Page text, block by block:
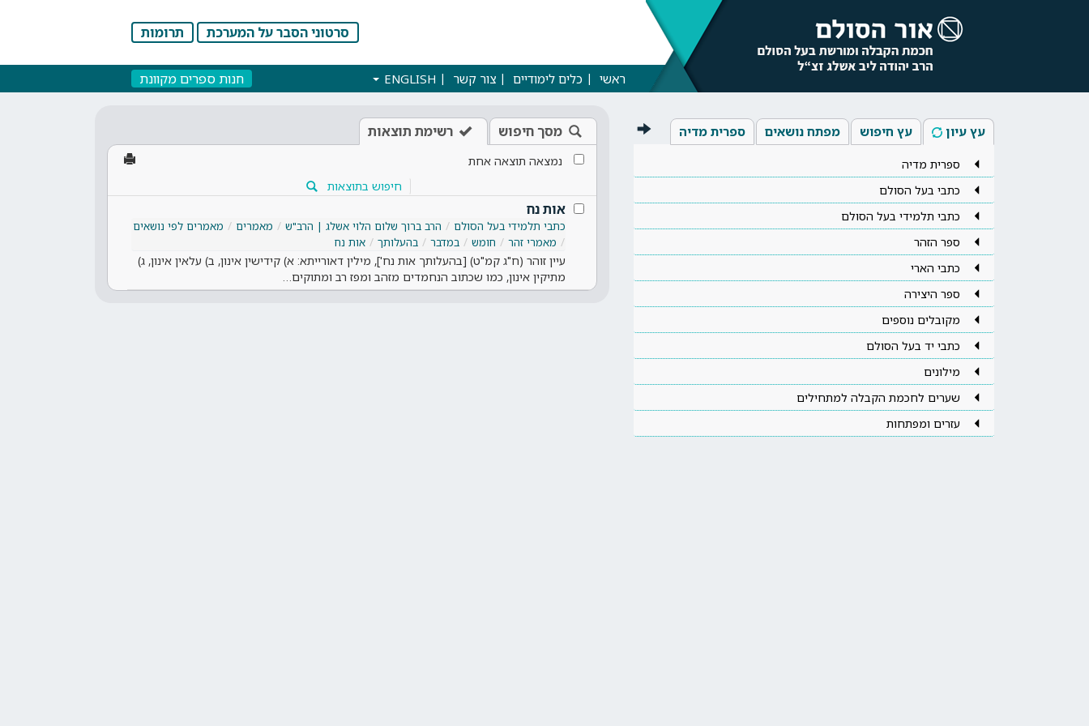
סרטוני הסבר על המערכת תרומות
ראשי כלים לימודיים צור קשר ENGLISH חנות ספרים מקוונת
עץ עיון עץ חיפוש מפתח נושאים ספרית מדיה
ספרית מדיה
כתבי בעל הסולם
כתבי תלמידי בעל הסולם
ספר הזהר
כתבי הארי
ספר היצירה
מקובלים נוספים
כתבי יד בעל הסולם
מילונים
שערים לחכמת הקבלה למתחילים
עזרים ומפתחות
מסך חיפוש רשימת תוצאות
נמצאה תוצאה אחת
חיפוש בתוצאות
אות נח
כתבי תלמידי בעל הסולם הרב ברוך שלום הלוי אשלג | הרב"ש מאמרים
מאמרים לפי נושאים
מאמרי זהר
חומש במדבר בהעלותך אות נח
עיין זוהר (ח"ג קמ"ט) [בהעלותך אות נח'], מילין דאורייתא: א) קידישין אינון, ב) עלאין אינון, ג)
מתיקין אינון, כמו שכתוב הנחמדים מזהב ומפז רב ומתוקים…